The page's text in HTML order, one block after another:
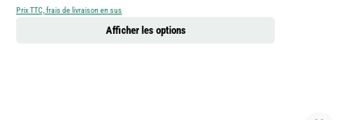
Prix TTC, frais de livraison en sus
Afficher les options